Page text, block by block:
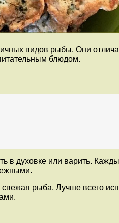
видов рыбы. Они
блюдом.
в духовке или варить.
рыба. Лучше всего